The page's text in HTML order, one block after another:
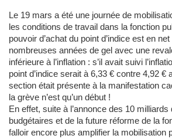
Le 19 mars a été une journée de
les conditions de travail dans la fonction
pouvoir d’achat du point d’indice est en
nombreuses années de gel avec une
inférieure à l’inflation : s’il avait suivi
point d’indice serait à 6,33 € contre 4,92 €
section était présente à la manifestation
la grève n’est qu’un début !
En effet, suite à l’annonce des 10 milliards
budgétaires et de la future réforme de la
falloir encore plus amplifier la mobilisation